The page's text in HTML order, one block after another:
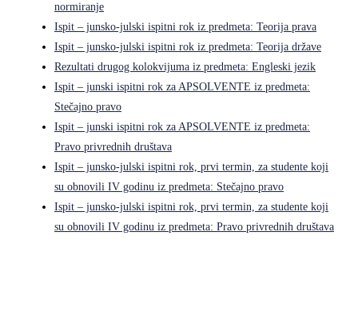
normiranje
Ispit – junsko-julski ispitni rok iz predmeta: Teorija prava
Ispit – junsko-julski ispitni rok iz predmeta: Teorija države
Rezultati drugog kolokvijuma iz predmeta: Engleski jezik
Ispit – junski ispitni rok za APSOLVENTE iz predmeta:
Stečajno pravo
Ispit – junski ispitni rok za APSOLVENTE iz predmeta:
Pravo privrednih društava
Ispit – junsko-julski ispitni rok, prvi termin, za studente koji
su obnovili IV godinu iz predmeta: Stečajno pravo
Ispit – junsko-julski ispitni rok, prvi termin, za studente koji
su obnovili IV godinu iz predmeta: Pravo privrednih društava